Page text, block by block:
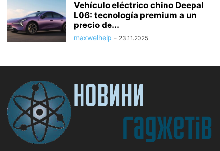
Vehículo eléctrico chino Deepal
L06: tecnología premium a un
precio de...
maxwelhelp - 23.11.2025